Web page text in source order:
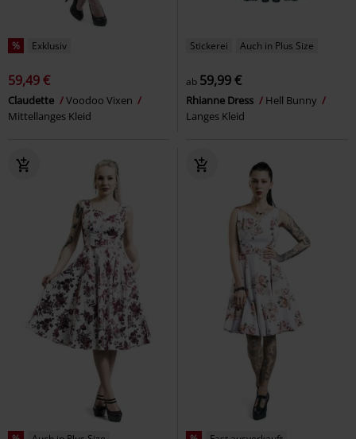
% Exklusiv
59,49 €
Claudette
Voodoo Vixen
Mittellanges Kleid
Stickerei Auch in Plus Size
ab 59,99 €
Rhianne Dress
Hell Bunny
Langes Kleid